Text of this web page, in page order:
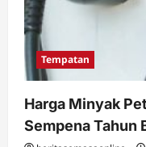
Tempatan
Harga Minyak
Sempena Tahun